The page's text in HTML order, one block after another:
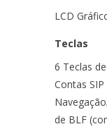
LCD
Teclas
6 Teclas
Contas
de BLF